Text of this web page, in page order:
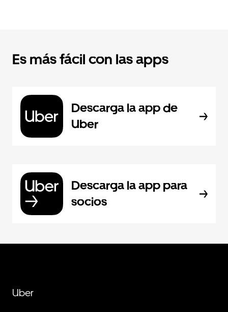
Es más fácil con las apps
Descarga la app de
Uber
Descarga la app para
socios
Uber